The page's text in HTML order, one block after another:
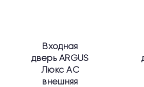
Входная
дверь ARGUS
Люкс АС
внешняя
на
странице
товара.